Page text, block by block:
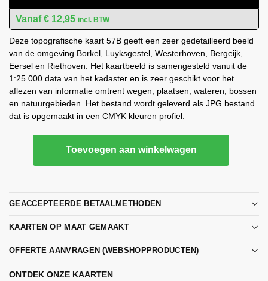
€ 12,95 incl. BTW
Deze topografische kaart 57B geeft een zeer gedetailleerd beeld
van de omgeving Borkel, Luyksgestel, Westerhoven, Bergeijk,
Eersel en Riethoven. Het kaartbeeld is samengesteld vanuit de
1:25.000 data van het kadaster en is zeer geschikt voor het
aflezen van informatie omtrent wegen, plaatsen, wateren, bossen
en natuurgebieden. Het bestand wordt geleverd als JPG bestand
dat is opgemaakt in een CMYK kleuren profiel.
Toevoegen aan winkelwagen
GEACCEPTEERDE BETAALMETHODEN
KAARTEN OP MAAT GEMAAKT
OFFERTE AANVRAGEN (WEBSHOPPRODUCTEN)
ONTDEK ONZE KAARTEN